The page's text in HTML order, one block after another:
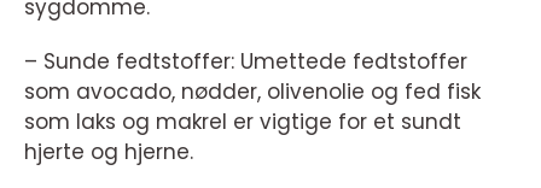
sygdomme.
– Sunde fedtstoffer: Umettede fedtstoffer
som avocado, nødder, olivenolie og fed fisk
som laks og makrel er vigtige for et sundt
hjerte og hjerne.